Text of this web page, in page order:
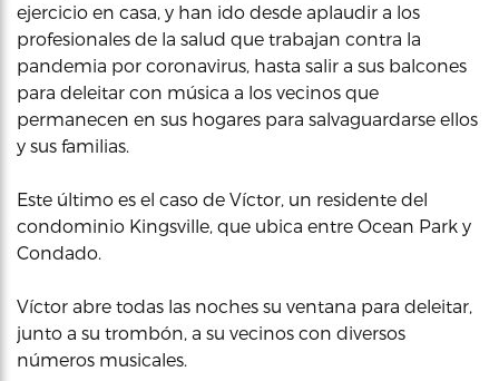
ejercicio en casa, y han ido desde aplaudir a los
profesionales de la salud que trabajan contra la
pandemia por coronavirus, hasta salir a sus balcones
para deleitar con música a los vecinos que
permanecen en sus hogares para salvaguardarse ellos
y sus familias.
Este último es el caso de Víctor, un residente del
condominio Kingsville, que ubica entre Ocean Park y
Condado.
Víctor abre todas las noches su ventana para deleitar,
junto a su trombón, a su vecinos con diversos
números musicales.